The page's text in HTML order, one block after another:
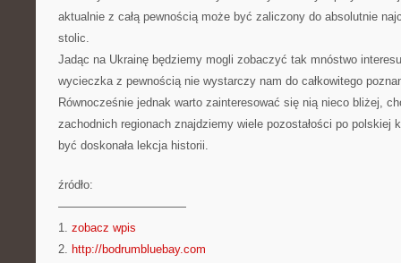
aktualnie z całą pewnością może być zaliczony do absolutnie
stolic.
Jadąc na Ukrainę będziemy mogli zobaczyć tak mnóstwo
wycieczka z pewnością nie wystarczy nam do całkowitego
Równocześnie jednak warto zainteresować się nią nieco bliżej,
zachodnich regionach znajdziemy wiele pozostałości po polskiej
być doskonała lekcja historii.
źródło:
———————————
1. zobacz wpis
2. http://bodrumbluebay.com